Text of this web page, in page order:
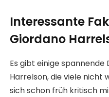
Interessante
Giordano
Es gibt einige spannende
Harrelson, die viele nicht
sich schon früh kritisch